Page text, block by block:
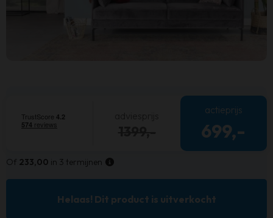
actieprijs
699,-
Of 233,00 in 3 termijnen
Helaas! Dit product is uitverkocht